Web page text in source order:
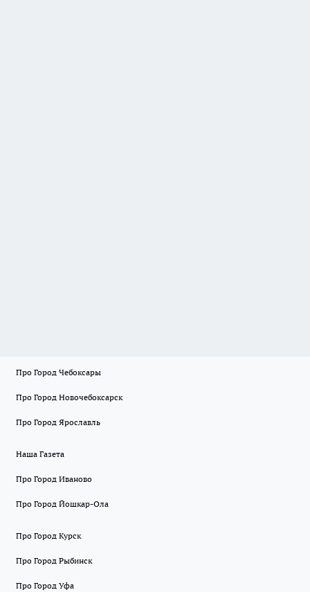
Про Город Чебоксары
Про Город Новочебоксарск
Про Город Ярославль
Наша Газета
Про Город Иваново
Про Город Йошкар-Ола
Про Город Курск
Про Город Рыбинск
Про Город Уфа